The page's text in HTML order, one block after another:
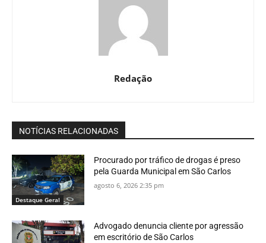
Redação
NOTÍCIAS RELACIONADAS
Destaque Geral
Procurado por tráfico de drogas é preso
pela Guarda Municipal em São Carlos
agosto 6, 2026 2:35 pm
Advogado denuncia cliente por agressão
em escritório de São Carlos